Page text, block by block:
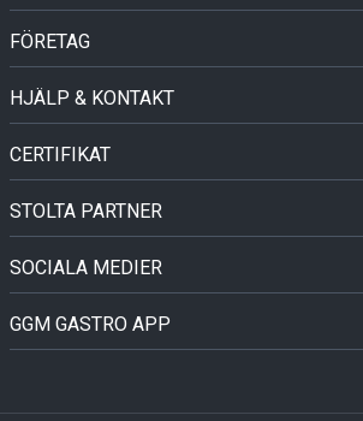
FÖRETAG
HJÄLP & KONTAKT
CERTIFIKAT
STOLTA PARTNER
SOCIALA MEDIER
GGM GASTRO APP